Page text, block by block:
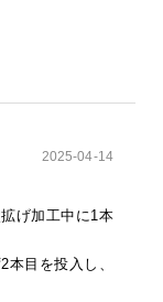
2025-04-14
げ加工中に1本
目を投入し、